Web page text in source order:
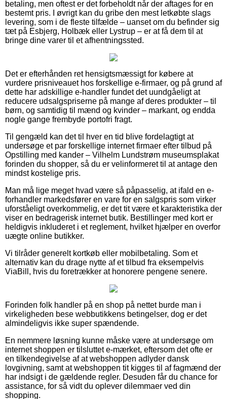
betaling, men oftest er det forbeholdt når der aftages for en
bestemt pris. I øvrigt kan du gribe den mest letkøbte slags
levering, som i de fleste tilfælde – uanset om du befinder sig
tæt på Esbjerg, Holbæk eller Lystrup – er at få dem til at
bringe dine varer til et afhentningssted.
Det er efterhånden ret hensigtsmæssigt for købere at
vurdere prisniveauet hos forskellige e-firmaer, og på grund af
dette har adskillige e-handler fundet det uundgåeligt at
reducere udsalgspriserne på mange af deres produkter – til
børn, og samtidig til mænd og kvinder – markant, og endda
nogle gange frembyde portofri fragt.
Til gengæld kan det til hver en tid blive fordelagtigt at
undersøge et par forskellige internet firmaer efter tilbud på
Opstilling med kander – Vilhelm Lundstrøm museumsplakat
forinden du shopper, så du er velinformeret til at antage den
mindst kostelige pris.
Man må lige meget hvad være så påpasselig, at ifald en e-
forhandler markedsfører en vare for en salgspris som virker
uforståeligt overkommelig, er det tit være et karakteristika der
viser en bedragerisk internet butik. Bestillinger med kort er
heldigvis inkluderet i et reglement, hvilket hjælper en overfor
uægte online butikker.
Vi tilråder generelt kortkøb eller mobilbetaling. Som et
alternativ kan du drage nytte af et tilbud fra eksempelvis
ViaBill, hvis du foretrækker at honorere pengene senere.
Forinden folk handler på en shop på nettet burde man i
virkeligheden bese webbutikkens betingelser, dog er det
almindeligvis ikke super spændende.
En nemmere løsning kunne måske være at undersøge om
internet shoppen er tilsluttet e-mærket, eftersom det ofte er
en tilkendegivelse af at webshoppen adlyder dansk
lovgivning, samt at webshoppen tit kigges til af fagmænd der
har indsigt i de gældende regler. Desuden får du chance for
assistance, for så vidt du oplever dilemmaer ved din
shopping.